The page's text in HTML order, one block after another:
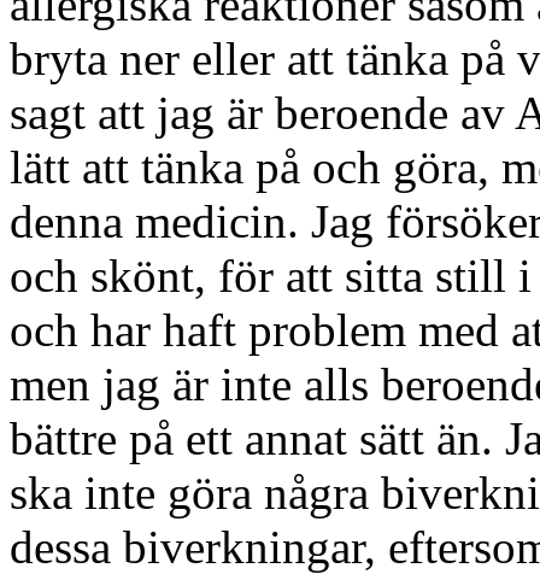
bryta ner eller att tänka på
sagt att jag är beroende av
lätt att tänka på och göra,
denna medicin. Jag
och skönt, för att sitta still i
och har haft problem med
men jag är inte alls
bättre på ett annat sätt än.
ska inte göra några
dessa biverkningar,